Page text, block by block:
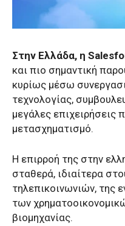
Στην Ελλάδα, η
και πιο σημαντική
κυρίως μέσω
τεχνολογίας,
μεγάλες επιχειρήσεις
μετασχηματισμό.
Η επιρροή της στην
σταθερά, ιδιαίτερα
τηλεπικοινωνιών, της
των
βιομηχανίας.